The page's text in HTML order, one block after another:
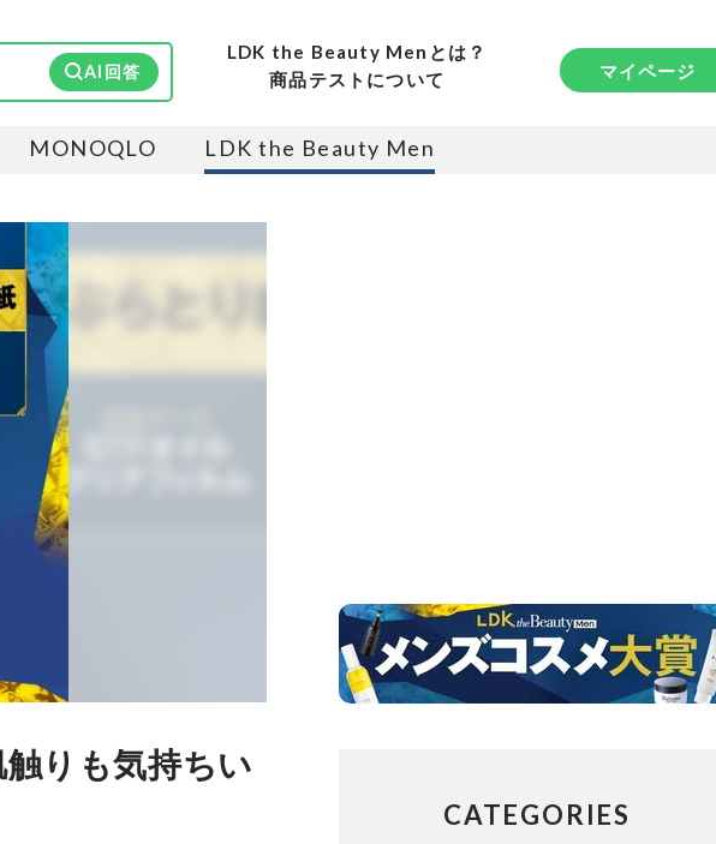
AI回答
LDK the Beauty Menとは？
商品テストについて
マイページ
MONOQLO LDK the Beauty Men
りも気持ちい
CATEGORIES